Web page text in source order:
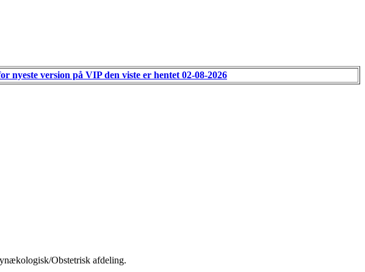
nyeste version på VIP den viste er hentet 02-08-2026
Obstetrisk afdeling.